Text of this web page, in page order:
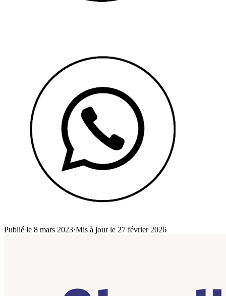
Publié le 8 mars 2023·Mis à jour le 27 février 2026